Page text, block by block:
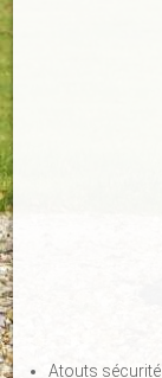
Atouts sécurité